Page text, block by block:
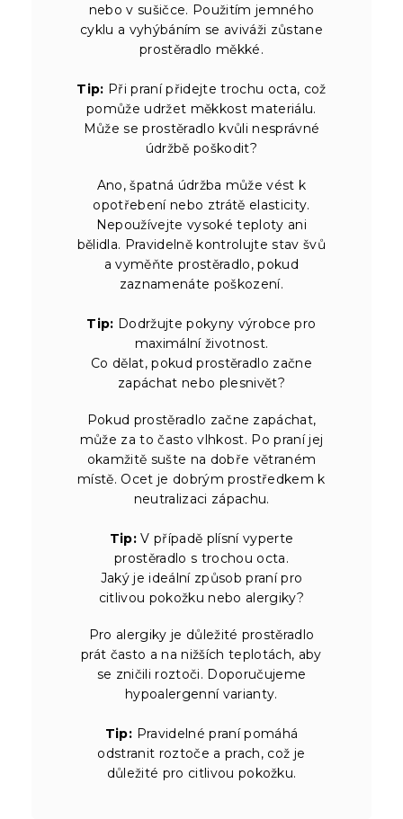
nebo v sušičce. Použitím jemného
cyklu a vyhýbáním se aviváži zůstane
prostěradlo měkké.
Tip: Při praní přidejte trochu octa, což
pomůže udržet měkkost materiálu.
Může se prostěradlo kvůli nesprávné
údržbě poškodit?
Ano, špatná údržba může vést k
opotřebení nebo ztrátě elasticity.
Nepoužívejte vysoké teploty ani
bělidla. Pravidelně kontrolujte stav švů
a vyměňte prostěradlo, pokud
zaznamenáte poškození.
Tip: Dodržujte pokyny výrobce pro
maximální životnost.
Co dělat, pokud prostěradlo začne
zapáchat nebo plesnivět?
Pokud prostěradlo začne zapáchat,
může za to často vlhkost. Po praní jej
okamžitě sušte na dobře větraném
místě. Ocet je dobrým prostředkem k
neutralizaci zápachu.
Tip: V případě plísní vyperte
prostěradlo s trochou octa.
Jaký je ideální způsob praní pro
citlivou pokožku nebo alergiky?
Pro alergiky je důležité prostěradlo
prát často a na nižších teplotách, aby
se zničili roztoči. Doporučujeme
hypoalergenní varianty.
Tip: Pravidelné praní pomáhá
odstranit roztoče a prach, což je
důležité pro citlivou pokožku.